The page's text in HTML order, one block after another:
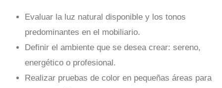
Evaluar la luz natural disponible y los tonos
predominantes en el mobiliario.
Definir el ambiente que se desea crear: sereno,
energético o profesional.
Realizar pruebas de color en pequeñas áreas para